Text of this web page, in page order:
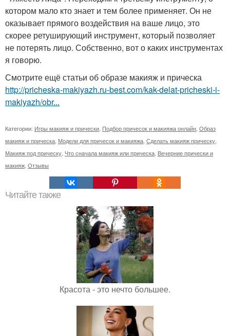
котором мало кто знает и тем более применяет. Он не
оказывает прямого воздействия на ваше лицо, это
скорее ретуширующий инструмент, который позволяет
не потерять лицо. Собственно, вот о каких инструментах
я говорю.
Смотрите ещё статьи об образе макияж и прическа
http://pricheska-makiyazh.ru-best.com/kak-delat-pricheski-i-
makiyazh/obr...
Категории: Игры макияж и прически Подбор причесок и макияжа онлайн Образ
макияж и прическа Модели для причесок и макияжа Сделать макияж прическу
Макияж под прическу Что сначала макияж или прическа Вечерние прически и
макияж Отзывы
Читайте также
Красота - это нечто большее.